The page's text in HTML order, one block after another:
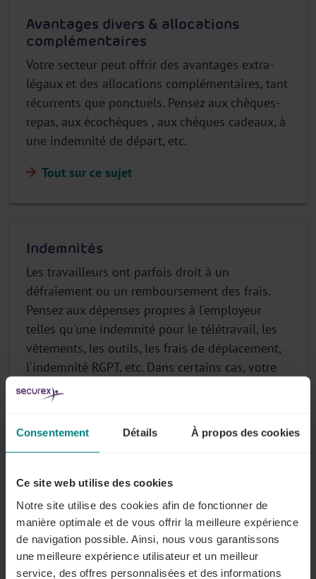
Consentement Détails À propos des cookies
Ce site web utilise des cookies
Notre site utilise des cookies afin de fonctionner de
manière optimale et de vous offrir la meilleure expérience
de navigation possible. Ainsi, nous vous garantissons
une meilleure expérience utilisateur et un meilleur
service, des offres personnalisées et des informations
Avantages divers & allocations
complémentaires
Votre secteur peut offrir des avantages extra-
légaux et des allocations complémentaires, tant
récurrents que ponctuels. Pensez aux chèques-
repas, aux écochèques , aux chèques cadeaux, à
une indemnité de départ, etc.
Tout sur ce sujet
Indemnités
Les travailleurs ont parfois droit à un
défraiement ou un remboursement des frais.
Pensez aux dépenses propres à l'employeur
telles qu'une indemnité pour le télétravail, les
vêtements, les outils, les frais de déplacement,
l'indemnité RGPT, etc. Dans certains cas, votre
fonds sectoriel remboursera les frais. Les
remboursements de frais mentionnés ici sont
toujours des montants nets, exonérés d’ONSS.
Tout sur ce sujet
Frais de transport
Tout employeur doit contribuer au coût des
transports publics utilisés par les travailleurs